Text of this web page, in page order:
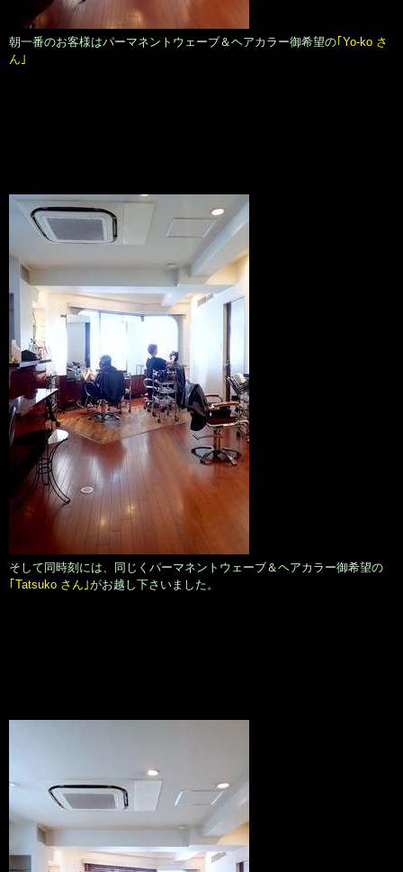
朝一番のお客様はパーマネントウェーブ＆ヘアカラー御希望の｢Yo-ko さ
ん｣
そして同時刻には、同じくパーマネントウェーブ＆ヘアカラー御希望の
｢Tatsuko さん｣がお越し下さいました。